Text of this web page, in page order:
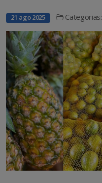
21 ago 2025 Categorias: